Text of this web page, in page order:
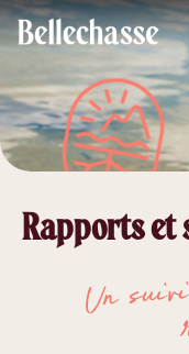
(MRC )
(Services )
(Guide
Rapports et
Un